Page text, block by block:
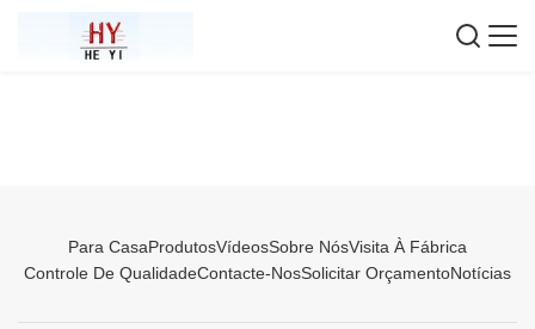
Para CasaProdutosVídeosSobre NósVisita À Fábrica
Controle De QualidadeContacte-NosSolicitar OrçamentoNotícias